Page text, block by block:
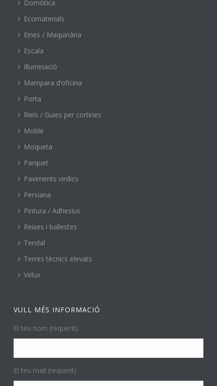
Domòtica
Ecomaterials
Eines / Maquinària
Escala
Il·luminació
Mampara d’oficina
Porta
Riels / Guies per cortines
Moble
Moqueta
Parquet
Paviments vinílics
Persiana
Pintura / Adhesius
Reixes i ballestes
Tendal
Terres tècnics elevats
Velux
VULL MÉS INFORMACIÓ
El teu nom (requerit)
El teu mail (requerit)